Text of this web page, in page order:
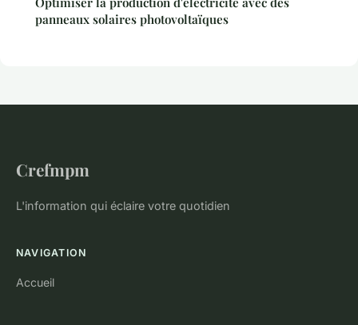
panneaux solaires photovoltaïques
Crefmpm
L'information qui éclaire votre quotidien
NAVIGATION
Accueil